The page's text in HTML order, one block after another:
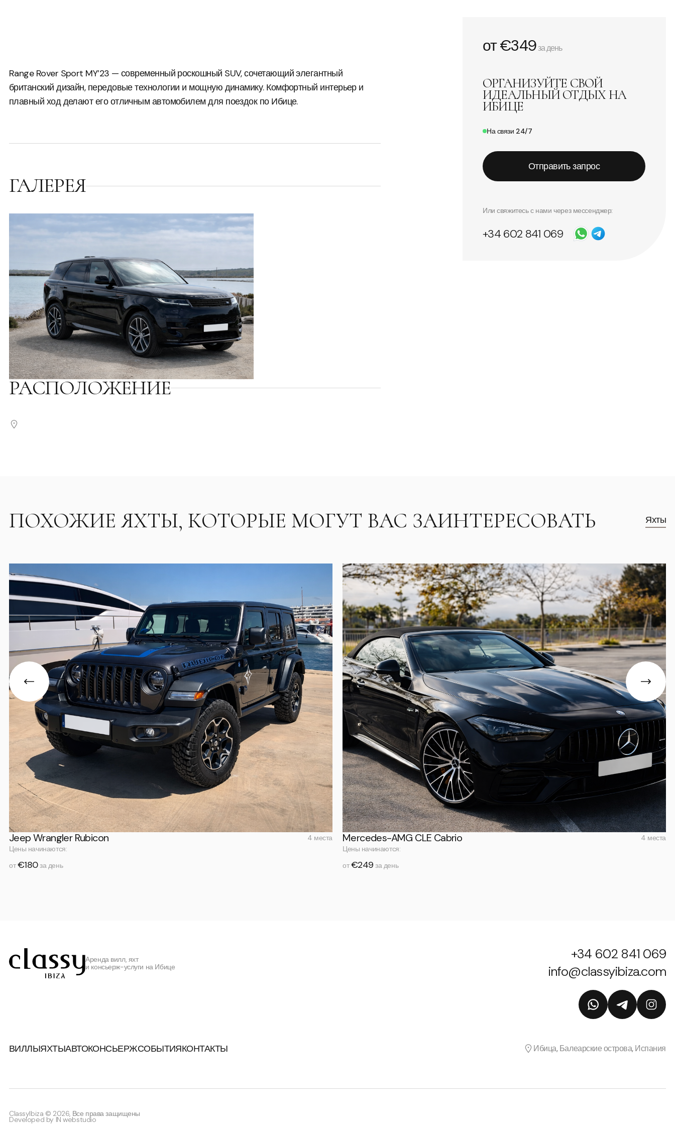
от €349за день
ОРГАНИЗУЙТЕ СВОЙ
ИДЕАЛЬНЫЙ ОТДЫХ НА
ИБИЦЕ
На связи 24/7
Отправить запрос
Или свяжитесь с нами через мессенджер:
+34 602 841 069
Range Rover Sport MY’23 — современный роскошный SUV, сочетающий элегантный
британский дизайн, передовые технологии и мощную динамику. Комфортный интерьер и
плавный ход делают его отличным автомобилем для поездок по Ибице.
ГАЛЕРЕЯ
РАСПОЛОЖЕНИЕ
ПОХОЖИЕ ЯХТЫ, КОТОРЫЕ МОГУТ ВАС ЗАИНТЕРЕСОВАТЬ Яхты
Jeep Wrangler Rubicon
4 места
Цены начинаются:
от€180за день
Mercedes-AMG CLE Cabrio
4 места
Цены начинаются:
от€249 за день
Аренда вилл, яхт
и консьерж-услуги на Ибице
+34 602 841 069
info@classyibiza.com
ВИЛЛЫЯХТЫАВТОКОНСЬЕРЖСОБЫТИЯКОНТАКТЫ Ибица, Балеарские острова, Испания
ClassyIbiza © 2026, Все права защищены
Developed by IN webstudio